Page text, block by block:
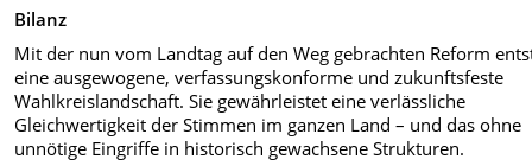
Bilanz
Mit der nun vom Landtag auf den Weg gebrachten Reform
eine ausgewogene, verfassungskonforme und zukunftsfeste
Wahlkreislandschaft. Sie gewährleistet eine verlässliche
Gleichwertigkeit der Stimmen im ganzen Land – und das ohne
unnötige Eingriffe in historisch gewachsene Strukturen.